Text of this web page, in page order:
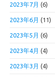
2023年7月 (6)
2023年6月 (11)
2023年5月 (6)
2023年4月 (4)
2023年3月 (4)